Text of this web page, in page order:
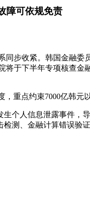
障可依规免责
同步收紧。韩国金融
将于下半年专项核查
重点约束7000亿韩元
生个人信息泄露事件
测、金融计算错误验